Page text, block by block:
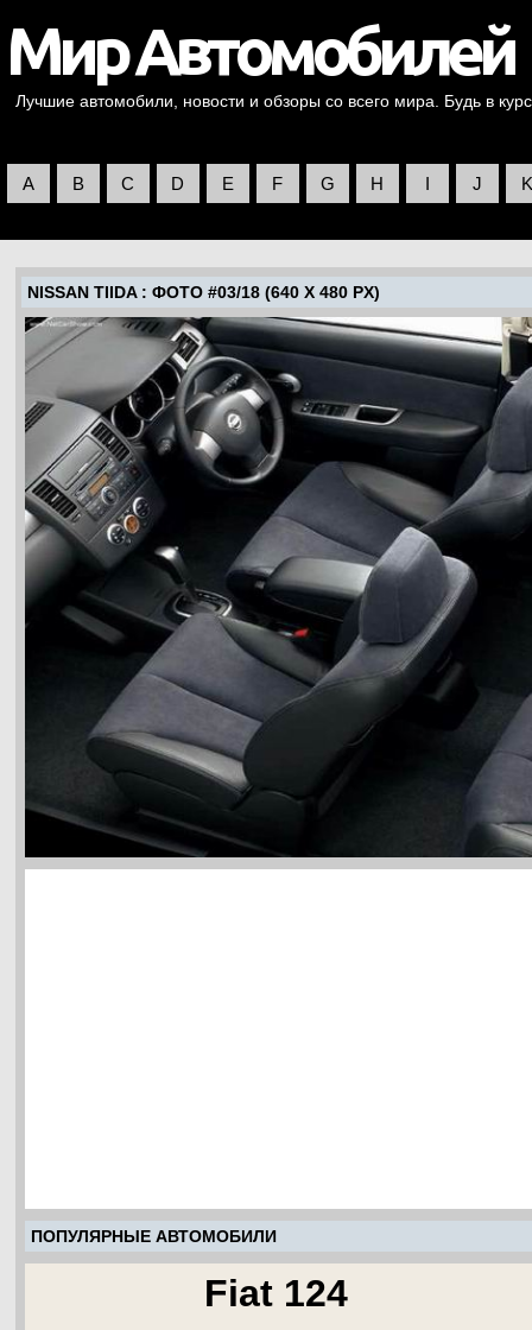
Лучшие автомобили, новости и обзоры со всего мира. Будь в
A B C D E F G H I J K
NISSAN TIIDA: ФОТО #03/18 (640 X 480 PX)
ПОПУЛЯРНЫЕ АВТОМОБИЛИ
Fiat 124